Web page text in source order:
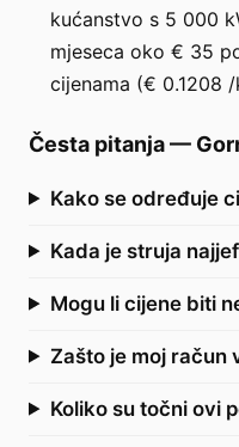
kućanstvo s 5 000
mjeseca oko € 35
cijenama (€ 0.1208
Česta pitanja—
Kako se određuje
Kada je struja
Mogu li cijene biti
Zašto je moj račun
Koliko su točni ovi